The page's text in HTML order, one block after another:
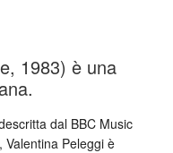
1983) è una
dal BBC Music
Valentina Peleggi è